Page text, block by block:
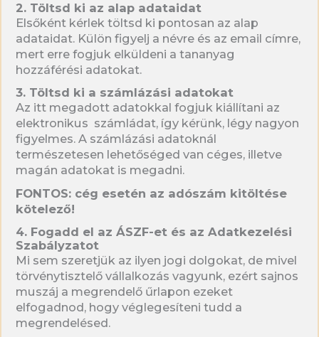
2. Töltsd ki az alap adataidat
Elsőként kérlek töltsd ki pontosan az alap
adataidat. Külön figyelj a névre és az email címre,
mert erre fogjuk elküldeni a tananyag
hozzáférési adatokat.
3. Töltsd ki a számlázási adatokat
Az itt megadott adatokkal fogjuk kiállítani az
elektronikus számládat, így kérünk, légy nagyon
figyelmes. A számlázási adatoknál
természetesen lehetőséged van céges, illetve
magán adatokat is megadni.
FONTOS: cég esetén az adószám kitöltése
kötelező!
4. Fogadd el az ÁSZF-et és az Adatkezelési
Szabályzatot
Mi sem szeretjük az ilyen jogi dolgokat, de mivel
törvénytisztelő vállalkozás vagyunk, ezért sajnos
muszáj a megrendelő űrlapon ezeket
elfogadnod, hogy véglegesíteni tudd a
megrendelésed.